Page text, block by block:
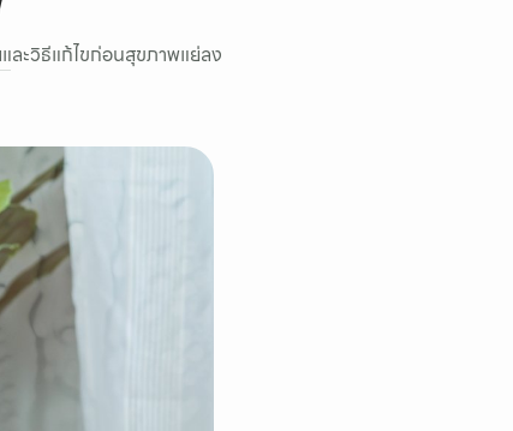
ะวิธีแก้ไขก่อนสุขภาพแย่ลง